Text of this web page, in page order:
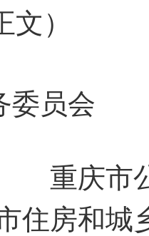
）
委员会
重庆市
住房和城